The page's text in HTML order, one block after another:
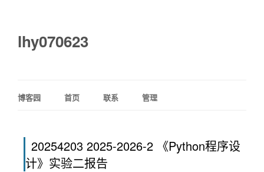
lhy070623
博客园 首页 联系 管理
20254203 2025-2026-2 《Python程序设
计》实验二报告